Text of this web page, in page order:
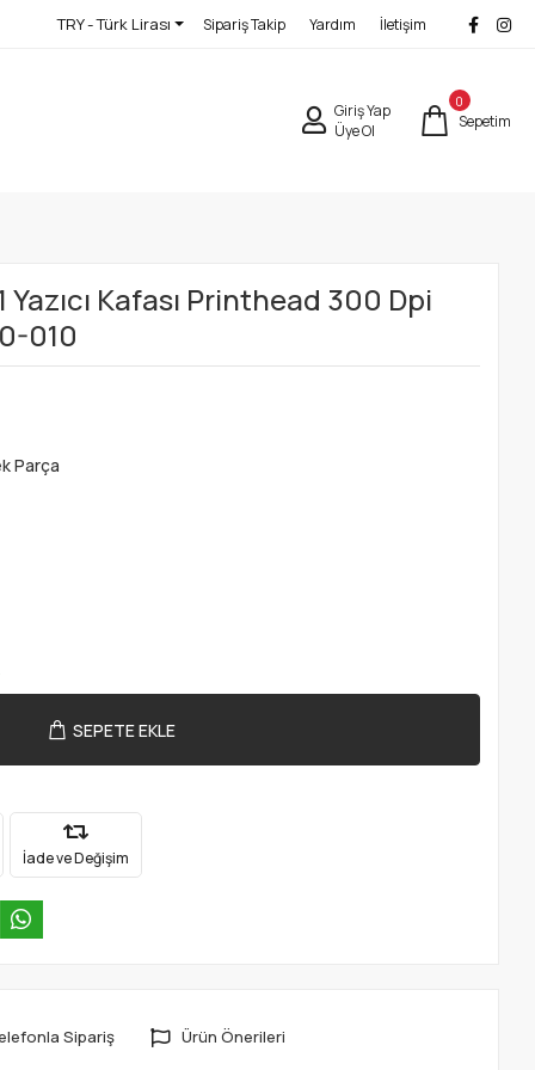
TRY - Türk Lirası Sipariş Takip Yardım İletişim
Giriş Yap
Üye Ol
0
Sepetim
Yazıcı Kafası Printhead 300 Dpi
010
Parça
SEPETE EKLE
İade ve Değişim
Sipariş Ürün Önerileri